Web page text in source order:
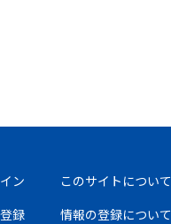
ン
録
このサイトについて
情報の登録について